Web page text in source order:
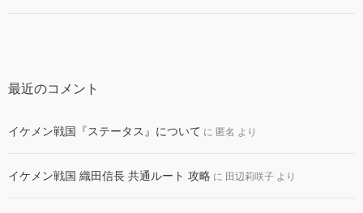
最近のコメント
イケメン戦国『ステータス』について に 匿名 より
イケメン戦国 織田信長 共通ルート 攻略 に 田辺莉咲子 より